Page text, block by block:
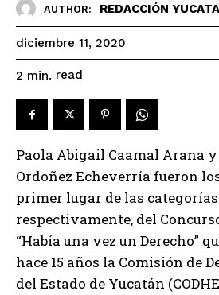
AUTHOR: REDACCIÓN
diciembre 11, 2020
2 min. read
Paola Abigail Caamal Arana
Ordoñez Echeverría fueron
primer lugar de las categorías
respectivamente, del
“Había una vez un Derecho”
hace 15 años la Comisión de
del Estado de Yucatán